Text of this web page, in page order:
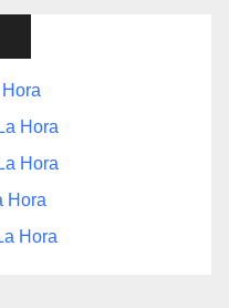
Hora
Hora
Hora
Hora